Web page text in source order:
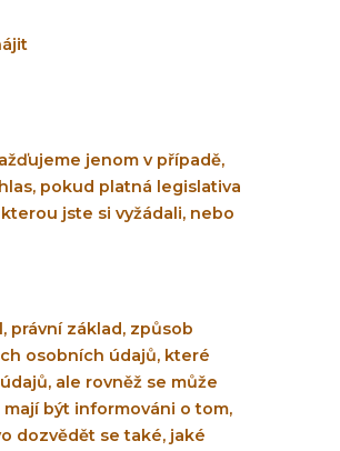
jenom v případě,
pokud platná legislativa
jste si vyžádali, nebo
právní základ, způsob
osobních údajů, které
ale rovněž se může
být informováni o tom,
dozvědět se také, jaké